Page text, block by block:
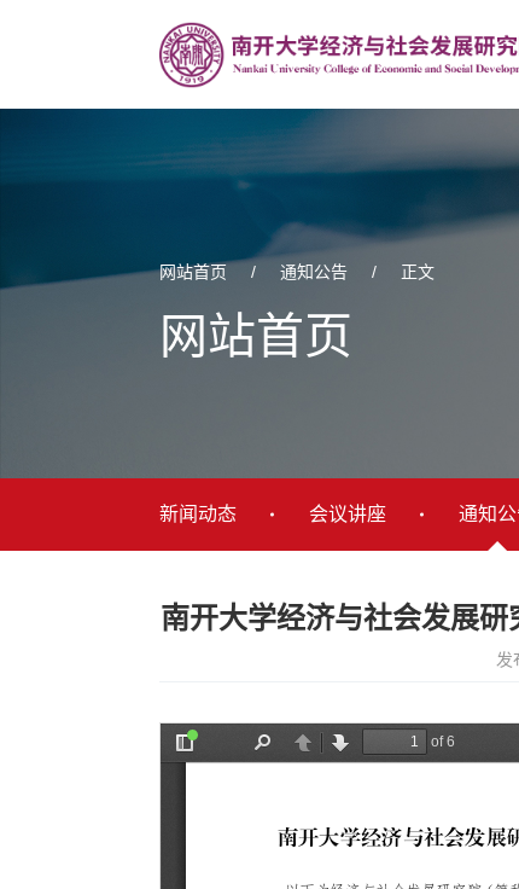
网站首页 / 通知公告 / 正文
网站首页
新闻动态 会议讲座 通知
南开大学经济与社会发展
发